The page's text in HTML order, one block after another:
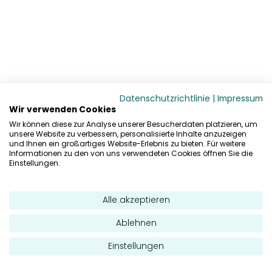
Datenschutzrichtlinie | Impressum
Wir verwenden Cookies
Wir können diese zur Analyse unserer Besucherdaten platzieren, um
unsere Website zu verbessern, personalisierte Inhalte anzuzeigen
und Ihnen ein großartiges Website-Erlebnis zu bieten. Für weitere
Informationen zu den von uns verwendeten Cookies öffnen Sie die
Einstellungen.
Alle akzeptieren
Ablehnen
Einstellungen